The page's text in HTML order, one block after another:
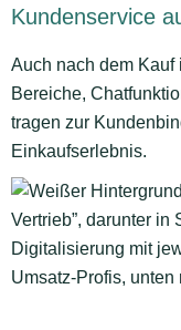
Kundenservice
Auch nach dem Kauf
Bereiche,
tragen zur
Einkaufserlebnis.